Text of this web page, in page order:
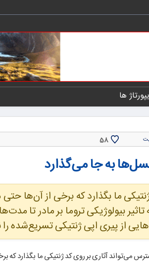
ها
58
به جا می‌گذارد
ما بگذارد که برخی از آن‌ها حتی
بیولوژیکی تروما بر مادر تا
از پیری اپی ژنتیکی تسریع‌شده
می‌تواند آثاری بر روی کد ژنتیکی ما بگذارد که